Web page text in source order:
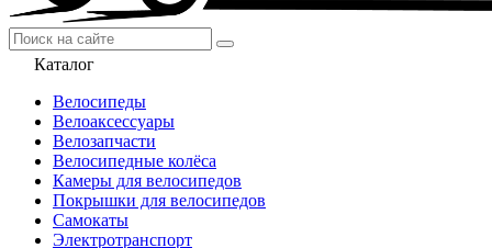
Каталог
Велосипеды
Велоаксессуары
Велозапчасти
Велосипедные колёса
Камеры для велосипедов
Покрышки для велосипедов
Самокаты
Электротранспорт